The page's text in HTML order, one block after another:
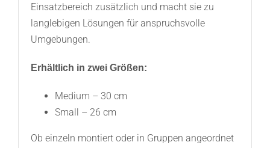
Einsatzbereich zusätzlich und macht sie zu
langlebigen Lösungen für anspruchsvolle
Umgebungen.
Erhältlich in zwei Größen:
Medium – 30 cm
Small – 26 cm
Ob einzeln montiert oder in Gruppen angeordnet